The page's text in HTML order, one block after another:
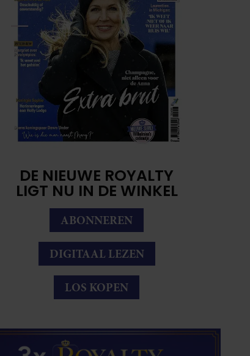
DE NIEUWE ROYALTY
LIGT NU IN DE WINKEL
ABONNEREN
DIGITAAL LEZEN
LOS KOPEN